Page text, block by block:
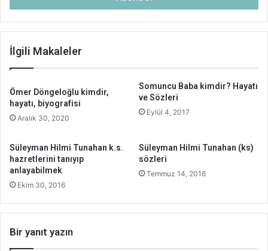
İlgili Makaleler
Ömer Döngeloğlu kimdir,
hayatı, biyografisi
Aralık 30, 2020
Somuncu Baba kimdir? Hayatı
ve Sözleri
Eylül 4, 2017
Süleyman Hilmi Tunahan k.s.
hazretlerini tanıyıp
anlayabilmek
Ekim 30, 2016
Süleyman Hilmi Tunahan (ks)
sözleri
Temmuz 14, 2016
Bir yanıt yazın